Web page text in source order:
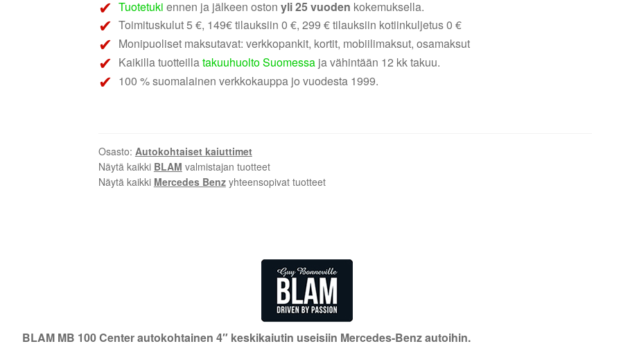
keskikaiutin
määrä
Tuotetuki ennen ja jälkeen oston yli 25 vuoden kokemuksella.
Toimituskulut 5 €, 149€ tilauksiin 0 €, 299 € tilauksiin kotiinkuljetus 0 €
Monipuoliset maksutavat: verkkopankit, kortit, mobiilimaksut, osamaksut
Kaikilla tuotteillatakuuhuolto Suomessaja vähintään 12 kk takuu.
100 % suomalainen verkkokauppa jo vuodesta 1999.
Osasto: Autokohtaiset kaiuttimet
Näytä kaikki BLAM valmistajan tuotteet
Näytä kaikki Mercedes Benzyhteensopivat tuotteet
BLAM MB 100 Center autokohtainen 4″ keskikaiutin useisiin Mercedes-Benz autoihin.